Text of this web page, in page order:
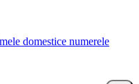
domestice numerele